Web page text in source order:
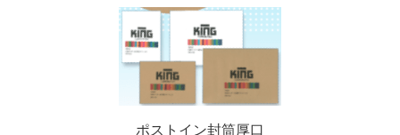
ポストイン封筒厚口